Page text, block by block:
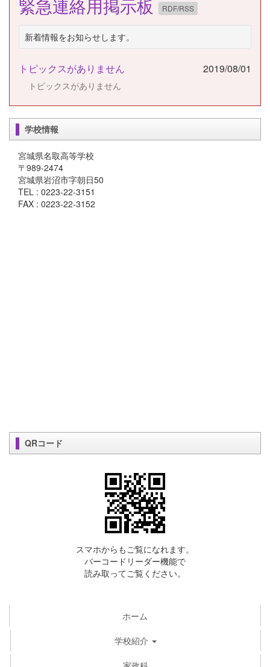
緊急連絡用掲示板 RDF/RSS
新着情報をお知らせします。
トピックスがありません 2019/08/01
トピックスがありません
学校情報
宮城県名取高等学校
〒989-2474
宮城県岩沼市字朝日50
TEL : 0223-22-3151
FAX : 0223-22-3152
QRコード
スマホからもご覧になれます。
バーコードリーダー機能で
読み取ってご覧ください。
ホーム
学校紹介